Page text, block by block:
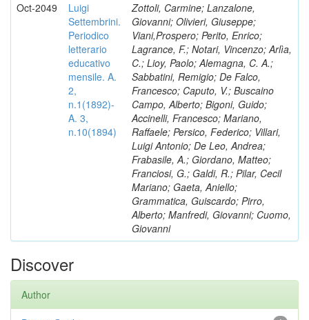
Oct-2049
Luigi
Settembrini.
Periodico
letterario
educativo
mensile. A.
2,
n.1(1892)-
A. 3,
n.10(1894)
Zottoli, Carmine; Lanzalone,
Giovanni; Olivieri, Giuseppe;
Viani,Prospero; Perito, Enrico;
Lagrance, F.; Notari, Vincenzo; Arlìa,
C.; Lioy, Paolo; Alemagna, C. A.;
Sabbatini, Remigio; De Falco,
Francesco; Caputo, V.; Buscaino
Campo, Alberto; Bigoni, Guido;
Accinelli, Francesco; Mariano,
Raffaele; Persico, Federico; Villari,
Luigi Antonio; De Leo, Andrea;
Frabasile, A.; Giordano, Matteo;
Franciosi, G.; Galdi, R.; Pilar, Cecil
Mariano; Gaeta, Aniello;
Grammatica, Guiscardo; Pirro,
Alberto; Manfredi, Giovanni; Cuomo,
Giovanni
Discover
Author